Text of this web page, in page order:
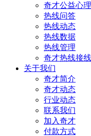
奇才公益心
热线问答
热线动态
热线数据
热线管理
奇才热线接
关于我们
奇才简介
奇才动态
行业动态
联系我们
加入奇才
付款方式